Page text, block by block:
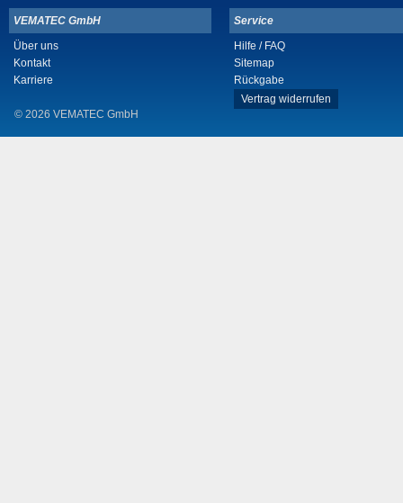
VEMATEC GmbH
Über uns
Kontakt
Karriere
© 2026 VEMATEC GmbH
Service
Hilfe / FAQ
Sitemap
Rückgabe
Vertrag widerrufen